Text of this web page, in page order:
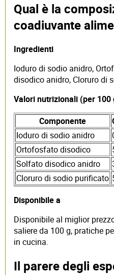
Qual è la
coadiuvante
Ingredienti
Ioduro di sodio anidro,
disodico anidro, Cloruro di
Valori nutrizionali (per 100
Componente
Ioduro di sodio anidro
Ortofosfato disodico
Solfato disodico anidro
Cloruro di sodio purificato
Disponibile a
Disponibile al miglior
saliere da 100 g, pratiche
in cucina.
Il parere degli